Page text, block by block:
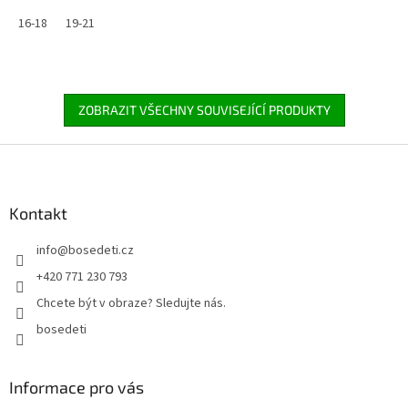
16-18
19-21
ZOBRAZIT VŠECHNY SOUVISEJÍCÍ PRODUKTY
Kontakt
info@bosedeti.cz
+420 771 230 793
Chcete být v obraze? Sledujte nás.
bosedeti
Informace pro vás